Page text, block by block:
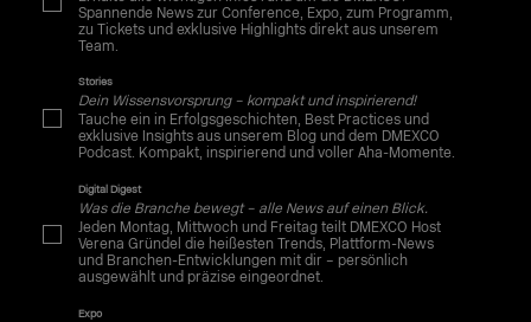
Spannende News zur Conference, Expo, zum Programm,
zu Tickets und exklusive Highlights direkt aus unserem
Team.
Stories
Dein Wissensvorsprung – kompakt und inspirierend!
Tauche ein in Erfolgsgeschichten, Best Practices und
exklusive Insights aus unserem Blog und dem DMEXCO
Podcast. Kompakt, inspirierend und voller Aha-Momente.
Digital Digest
Was die Branche bewegt – alle News auf einen Blick.
Jeden Montag, Mittwoch und Freitag teilt DMEXCO Host
Verena Gründel die heißesten Trends, Plattform-News
und Branchen-Entwicklungen mit dir – persönlich
ausgewählt und präzise eingeordnet.
Expo